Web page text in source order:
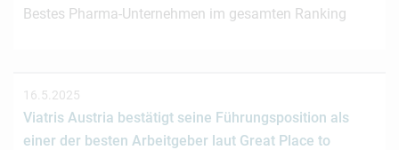
Bestes Pharma-Unternehmen im gesamten Ranking
16.5.2025
Viatris Austria bestätigt seine Führungsposition als
einer der besten Arbeitgeber laut Great Place to